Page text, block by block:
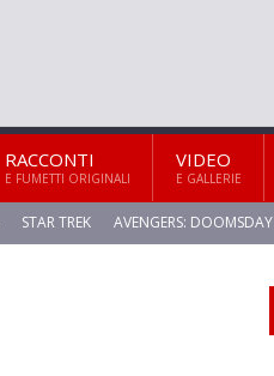
RACCONTI
E FUMETTI ORIGINALI
VIDEO
E GALLERIE
STAR TREK AVENGERS: DOOMSDAY